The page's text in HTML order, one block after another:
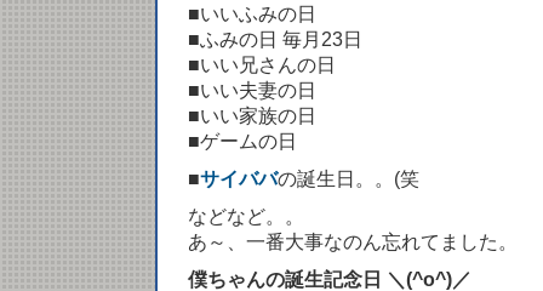
■いいふみの日
■ふみの日 毎月23日
■いい兄さんの日
■いい夫妻の日
■いい家族の日
■ゲームの日
■サイババの誕生日。。(笑
などなど。。
あ～、一番大事なのん忘れてました。
僕ちゃんの誕生記念日 ＼(^o^)／